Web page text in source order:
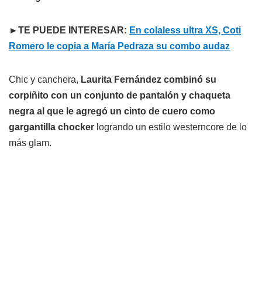
►TE PUEDE INTERESAR: En colaless ultra XS, Coti
Romero le copia a María Pedraza su combo audaz
Chic y canchera, Laurita Fernández combinó su
corpiñito con un conjunto de pantalón y chaqueta
negra al que le agregó un cinto de cuero como
gargantilla chocker logrando un estilo westerncore de lo
más glam.